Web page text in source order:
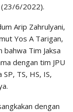
(23/6/2022).
Arip Zahrulyani,
Yos A Tarigan,
Tim Jaksa
dengan tim JPU
TS, HS, IS,
dengan